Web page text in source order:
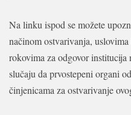
Na linku ispod se možete
načinom ostvarivanja,
rokovima za odgovor institucija
slučaju da prvostepeni organi
činjenicama za ostvarivanje